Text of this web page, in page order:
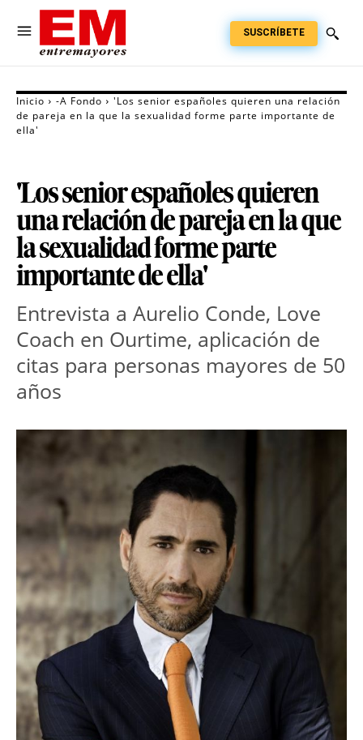
SUSCRÍBETE
Inicio -A Fondo
'Los senior españoles quieren una relación
de pareja en la que la sexualidad forme parte importante de
ella'
'Los senior españoles quieren
una relación de pareja en la que
la sexualidad forme parte
importante de ella'
Entrevista a Aurelio Conde, Love
Coach en Ourtime, aplicación de
citas para personas mayores de 50
años